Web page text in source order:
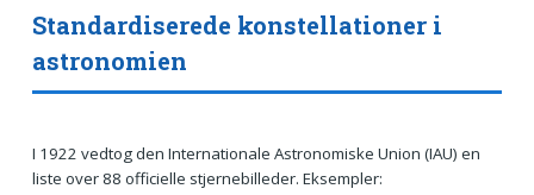
Standardiserede konstellationer i
astronomien
I 1922 vedtog den Internationale Astronomiske Union (IAU) en
liste over 88 officielle stjernebilleder. Eksempler: